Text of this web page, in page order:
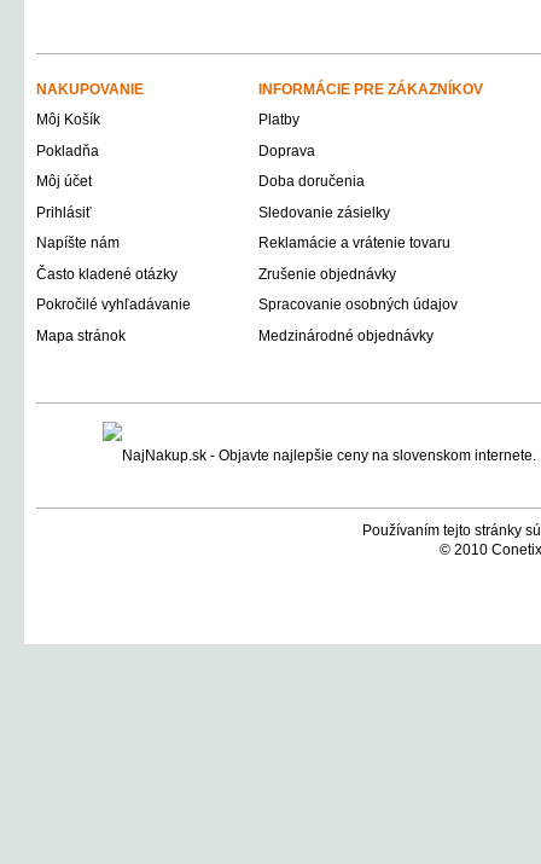
NAKUPOVANIE
INFORMÁCIE PRE ZÁKAZNÍKOV
Môj Košík
Platby
Pokladňa
Doprava
Môj účet
Doba doručenia
Prihlásiť
Sledovanie zásielky
Napíšte nám
Reklamácie a vrátenie tovaru
Často kladené otázky
Zrušenie objednávky
Pokročilé vyhľadávanie
Spracovanie osobných údajov
Mapa stránok
Medzinárodné objednávky
Používaním tejto stránky
© 2010